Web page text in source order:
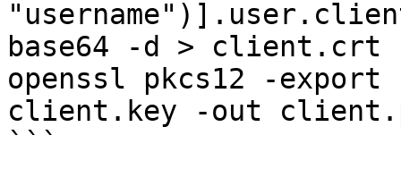
base64 -d > client.crt
openssl pkcs12 -
client.key -out
```